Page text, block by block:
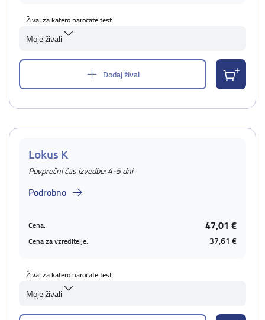
Žival za katero naročate test
Moje živali
Dodaj žival
Lokus K
Povprečni čas izvedbe: 4-5 dni
Podrobno
Cena: 47,01 €
Cena za vzreditelje: 37,61 €
Žival za katero naročate test
Moje živali